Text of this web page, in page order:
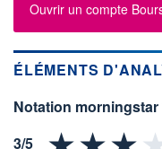
Ouvrir un compte
ÉLÉMENTS
Notation morningstar